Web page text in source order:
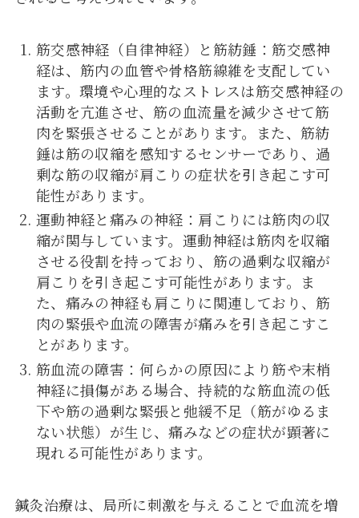
筋交感神経（自律神経）と筋紡錘：筋交感神
経は、筋内の血管や骨格筋線維を支配してい
ます。環境や心理的なストレスは筋交感神経の
活動を亢進させ、筋の血流量を減少させて筋
肉を緊張させることがあります。また、筋紡
錘は筋の収縮を感知するセンサーであり、過
剰な筋の収縮が肩こりの症状を引き起こす可
能性があります。
運動神経と痛みの神経：肩こりには筋肉の収
縮が関与しています。運動神経は筋肉を収縮
させる役割を持っており、筋の過剰な収縮が
肩こりを引き起こす可能性があります。ま
た、痛みの神経も肩こりに関連しており、筋
肉の緊張や血流の障害が痛みを引き起こすこ
とがあります。
筋血流の障害：何らかの原因により筋や末梢
神経に損傷がある場合、持続的な筋血流の低
下や筋の過剰な緊張と弛緩不足（筋がゆるま
ない状態）が生じ、痛みなどの症状が顕著に
現れる可能性があります。
鍼灸治療は、局所に刺激を与えることで血流を増